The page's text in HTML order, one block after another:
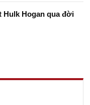
Hulk Hogan qua đời